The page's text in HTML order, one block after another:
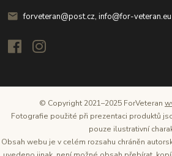
forveteran@post.cz, info@for-veteran.eu
© Copyright 2021–2025 ForVeteran
Fotografie použité při prezentaci produktů
pouze ilustrativní
Obsah webu je v celém rozsahu chráněn